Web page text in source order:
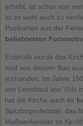
erhebt, ist schon von
ist es wohl auch zu
Postkarten aus der
beliebtesten
Erstmals wurde das
sind von diesem Bau
vorhanden. Im Jahre
von Leonhard von Völs
hat die Kirche auch ihr
Spitzbogenfenster, das
Maßwerkenster im